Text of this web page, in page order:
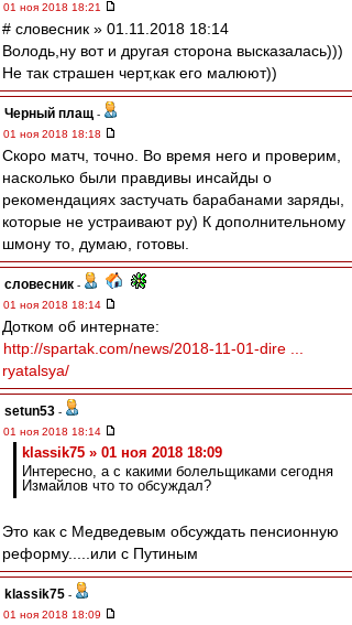
01 ноя 2018 18:21
# словесник » 01.11.2018 18:14
Володь,ну вот и другая сторона высказалась)))
Не так страшен черт,как его малюют))
Черный плащ -
01 ноя 2018 18:18
Скоро матч, точно. Во время него и проверим,
насколько были правдивы инсайды о
рекомендациях застучать барабанами заряды,
которые не устраивают ру) К дополнительному
шмону то, думаю, готовы.
словесник -
01 ноя 2018 18:14
Дотком об интернате:
http://spartak.com/news/2018-11-01-dire ...
ryatalsya/
setun53 -
01 ноя 2018 18:14
klassik75 » 01 ноя 2018 18:09
Интересно, а с какими болельщиками сегодня
Измайлов что то обсуждал?
Это как с Медведевым обсуждать пенсионную
реформу.....или с Путиным
klassik75 -
01 ноя 2018 18:09